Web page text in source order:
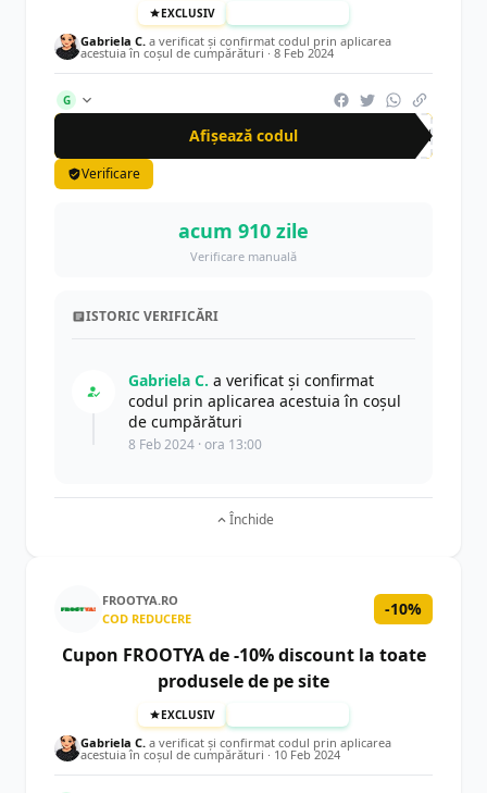
EXCLUSIV
Gabriela C. a verificat și confirmat codul prin aplicarea
acestuia în coșul de cumpărături · 8 Feb 2024
G
Afișează codul CRN
Verificare
acum 910 zile
Verificare manuală
ISTORIC VERIFICĂRI
Gabriela C. a verificat și confirmat
codul prin aplicarea acestuia în coșul
de cumpărături
8 Feb 2024 · ora 13:00
Închide
FROOTYA.RO
COD REDUCERE
-10%
Cupon FROOTYA de -10% discount la toate
produsele de pe site
EXCLUSIV
Gabriela C. a verificat și confirmat codul prin aplicarea
acestuia în coșul de cumpărături · 10 Feb 2024